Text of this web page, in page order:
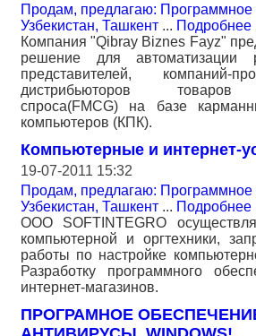
Продам, предлагаю: Программное
Узбекистан, Ташкент ... Подробнее
Компания "Qibray Biznes Fayz"
решение для автоматизации
представителей, компаний-
дистрибьюторов товаров
спроса(FMCG) на базе
компьютеров (КПК).
Компьютерные и интернет-
19-07-2011 15:32
Продам, предлагаю: Программное
Узбекистан, Ташкент ... Подробнее
OOO SOFTINTEGRO
компьютерной и оргтехники,
работы по настройке
Разработку программного
интернет-магазинов.
ПРОГРАМНОЕ